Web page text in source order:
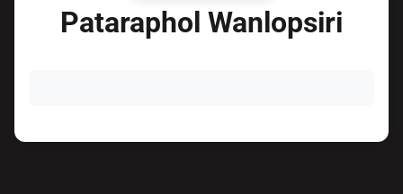
Pataraphol Wanlopsiri